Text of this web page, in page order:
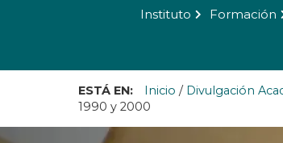
Instituto Formación
ESTÁ EN: Inicio / Divulgación
1990 y 2000